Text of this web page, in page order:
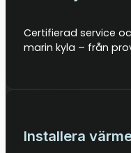
Certifierad service
marin kyla – från
Installera